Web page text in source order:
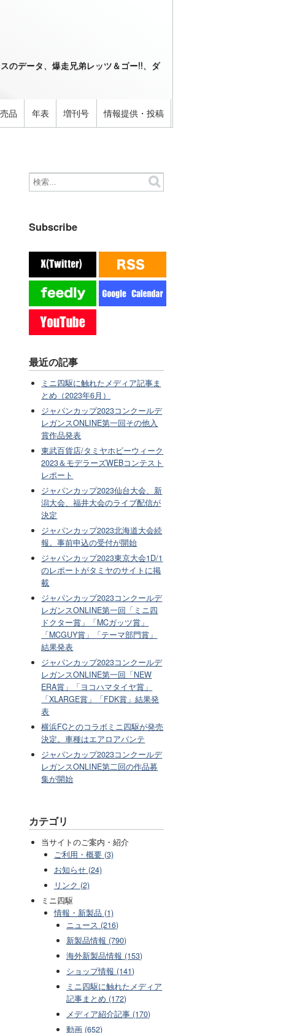
のデータ、爆走兄弟レッツ＆ゴー!!、ダ
品 年表 増刊号 情報提供・投稿
Subscribe
最近の記事
ミニ四駆に触れたメディア記事ま
とめ（2023年6月）
ジャパンカップ2023コンクールデ
レガンスONLINE第一回その他入
賞作品発表
東武百貨店/タミヤホビーウィーク
2023＆モデラーズWEBコンテスト
レポート
ジャパンカップ2023仙台大会、新
潟大会、福井大会のライブ配信が
決定
ジャパンカップ2023北海道大会続
報。事前申込の受付が開始
ジャパンカップ2023東京大会1D/1
のレポートがタミヤのサイトに掲
載
ジャパンカップ2023コンクールデ
レガンスONLINE第一回「ミニ四
ドクター賞」「MCガッツ賞」
「MCGUY賞」「テーマ部門賞」
結果発表
ジャパンカップ2023コンクールデ
レガンスONLINE第一回「NEW
ERA賞」「ヨコハマタイヤ賞」
「XLARGE賞」「FDK賞」結果発
表
横浜FCとのコラボミニ四駆が発売
決定。車種はエアロアバンテ
ジャパンカップ2023コンクールデ
レガンスONLINE第二回の作品募
集が開始
カテゴリ
当サイトのご案内・紹介
ご利用・概要 (3)
お知らせ (24)
リンク (2)
ミニ四駆
情報・新製品 (1)
ニュース (216)
新製品情報 (790)
海外新製品情報 (153)
ショップ情報 (141)
ミニ四駆に触れたメディア
記事まとめ (172)
メディア紹介記事 (170)
動画 (652)